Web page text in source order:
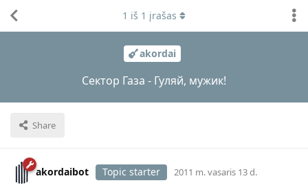
akordai
Сектор Газа - Гуляй, мужик!
Share
1 iš 1 įrašas
akordaibot Topic starter 2011 m. vasaris 13 d.